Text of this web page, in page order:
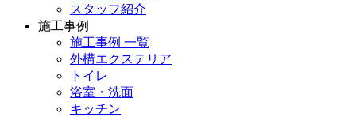
スタッフ紹介
施工事例
施工事例 一覧
外構エクステリア
トイレ
浴室・洗面
キッチン